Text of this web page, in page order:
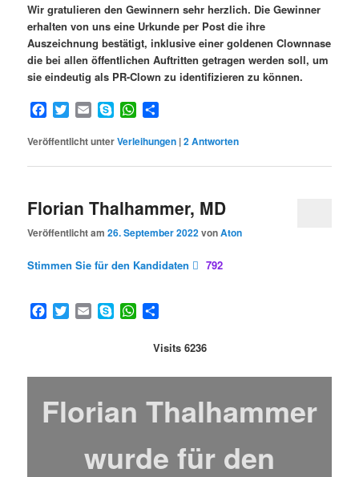
Wir gratulieren den Gewinnern sehr herzlich. Die Gewinner
erhalten von uns eine Urkunde per Post die ihre
Auszeichnung bestätigt, inklusive einer goldenen Clownnase
die bei allen öffentlichen Auftritten getragen werden soll, um
sie eindeutig als PR-Clown zu identifizieren zu können.
Facebook
TwitterEmailSkypeWhatsApp
Veröffentlicht unterVerleihungen |2Antworten
Florian Thalhammer, MD
Veröffentlicht am26. September 2022vonAton
Stimmen Sie für den Kandidaten 792
Facebook
TwitterEmailSkypeWhatsApp
Visits 6236
Florian Thalhammer
wurde für den